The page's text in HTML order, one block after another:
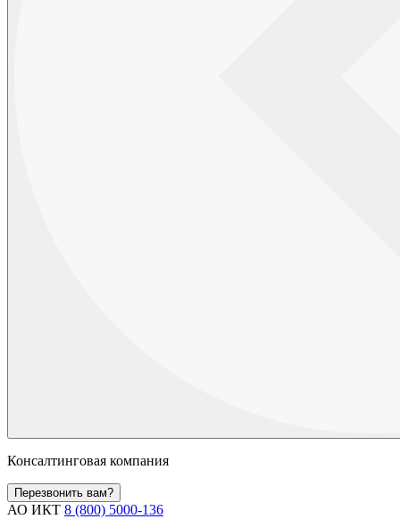
Консалтинговая компания
Перезвонить вам?
АО ИКТ 8 (800) 5000-136